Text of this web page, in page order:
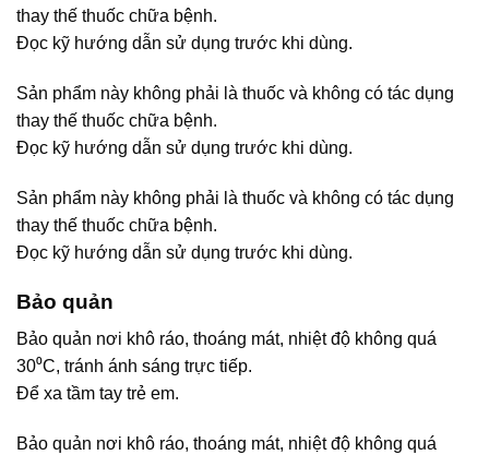
thay thế thuốc chữa bệnh.
Đọc kỹ hướng dẫn sử dụng trước khi dùng.
Sản phẩm này không phải là thuốc và không có tác dụng
thay thế thuốc chữa bệnh.
Đọc kỹ hướng dẫn sử dụng trước khi dùng.
Sản phẩm này không phải là thuốc và không có tác dụng
thay thế thuốc chữa bệnh.
Đọc kỹ hướng dẫn sử dụng trước khi dùng.
Bảo quản
Bảo quản nơi khô ráo, thoáng mát, nhiệt độ không quá
30⁰C, tránh ánh sáng trực tiếp.
Để xa tầm tay trẻ em.
Bảo quản nơi khô ráo, thoáng mát, nhiệt độ không quá